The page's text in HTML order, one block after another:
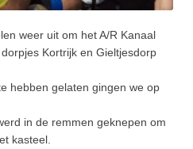
weer uit om het A/R Kanaal
Kortrijk en Gieltjesdorp
hebben gelaten gingen we op
in de remmen geknepen om
kasteel.